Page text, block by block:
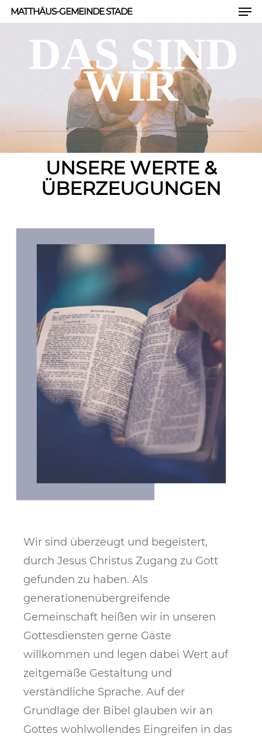
Skip
content
MATTHÄUS-GEMEINDE STADE
DAS SIND
WIR
​UNSERE WERTE &
ÜBERZEUGUNGEN
​Wir sind überzeugt und begeistert,
durch Jesus Christus Zugang zu Gott
gefunden zu haben. Als
generationenübergreifende
Gemeinschaft heißen wir in unseren
Gottesdiensten gerne Gäste
willkommen und legen dabei Wert auf
zeitgemäße Gestaltung und
verständliche Sprache. Auf der
Grundlage der Bibel glauben wir an
Gottes wohlwollendes Eingreifen in das
Menu